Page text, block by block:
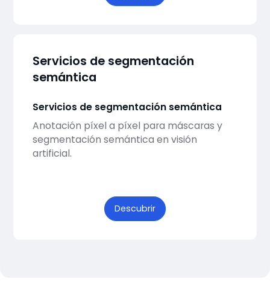
Servicios de segmentación
semántica
Servicios de segmentación semántica
Anotación píxel a píxel para máscaras y
segmentación semántica en visión
artificial.
Descubrir